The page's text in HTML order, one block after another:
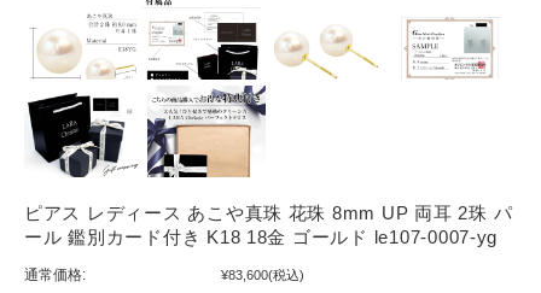
ピアス レディース あこや真珠 花珠 8mm UP 両耳 2珠 パ
ール 鑑別カード付き K18 18金 ゴールド le107-0007-yg
通常価格: ¥83,600(税込)